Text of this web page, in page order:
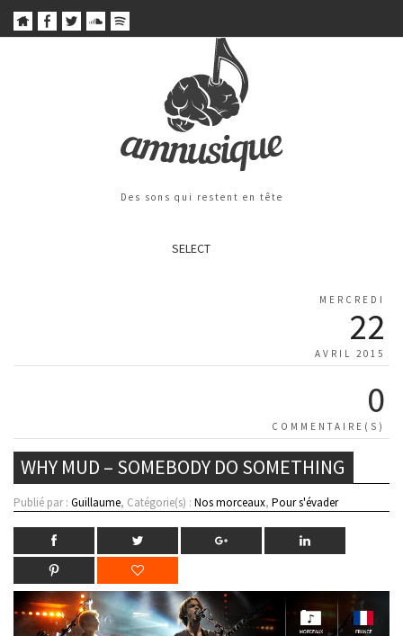
Des sons qui restent en tête
SELECT
MERCREDI
22
AVRIL 2015
0
COMMENTAIRE(S)
WHY MUD – SOMEBODY DO SOMETHING
Publié par : Guillaume, Catégorie(s) : Nos morceaux, Pour s'évader